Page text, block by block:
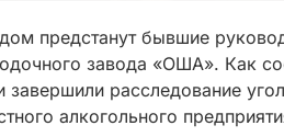
предстанут бывшие
завода «ОША». Как
завершили расследование
алкогольного